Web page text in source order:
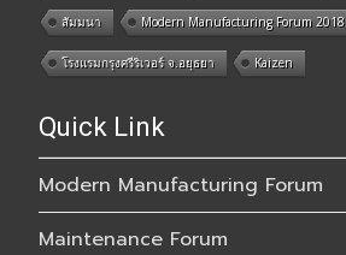
สัมมนา Modern Manufacturing Forum 2018
โรงแรมกรุงศรีริเวอร์ จ.อยุธยา Kaizen
Quick Link
Modern Manufacturing Forum
Maintenance Forum